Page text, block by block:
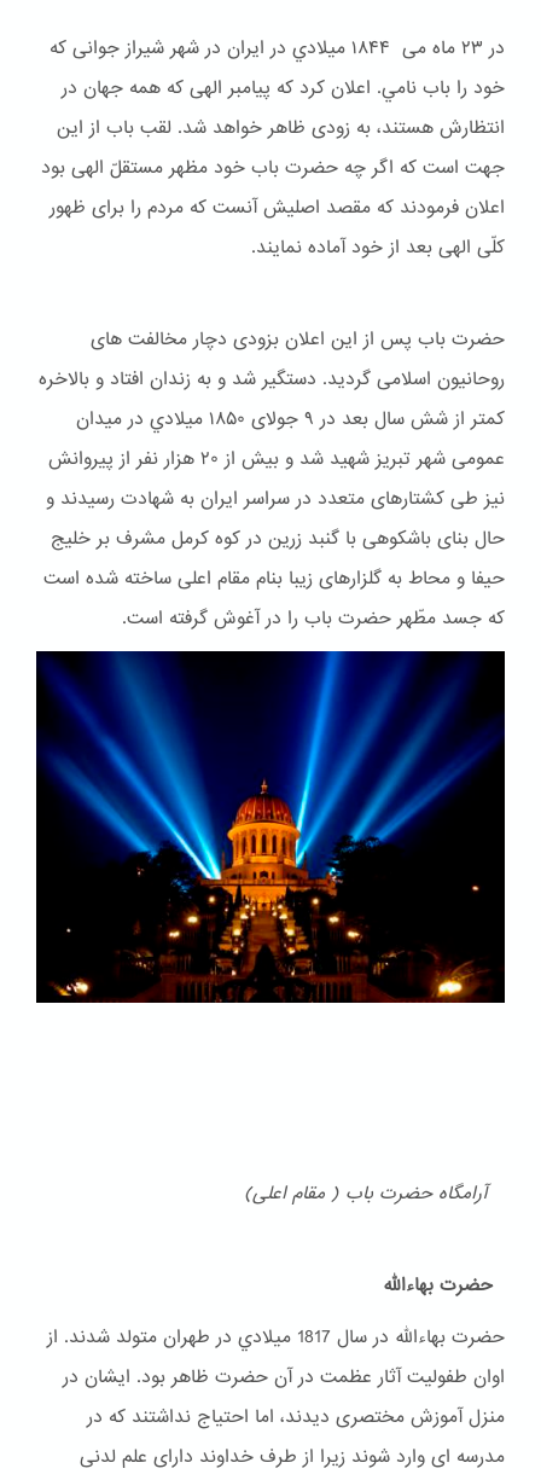
در ۲۳ ماه می ۱۸۴۴ ميلادي در ایران در شهر شیراز جوانی که
خود را باب نامي. اعلان کرد که پیامبر الهی که همه جهان در
انتظارش هستند، به زودی ظاهر خواهد شد. لقب باب از این
جهت است که اگر چه حضرت باب خود مظهر مستقلّ الهی بود
اعلان فرمودند که مقصد اصلیش آنست که مردم را برای ظهور
کلّی الهی بعد از خود آماده نمایند.
حضرت باب پس از این اعلان بزودی دچار مخالفت های
روحانیون اسلامی گردید. دستگیر شد و به زندان افتاد و بالاخره
کمتر از شش سال بعد در ۹ جولای ۱۸۵۰ ميلادي در میدان
عمومی شهر تبریز شهید شد و بیش از ۲۰ هزار نفر از پیروانش
نیز طی کشتارهای متعدد در سراسر ایران به شهادت رسیدند و
حال بنای باشكوهی با گنبد زرین در کوه کرمل مشرف بر خلیج
حیفا و محاط به گلزارهای زیبا بنام مقام اعلی ساخته شده است
که جسد مطّهر حضرت باب را در آغوش گرفته است.
آرامگاه حضرت باب ( مقام اعلی)
حضرت بهاءالله
حضرت بهاءالله در سال 1817 ميلادي در طهران متولد شدند. از
اوان طفولیت آثار عظمت در آن حضرت ظاهر بود. ایشان در
منزل آموزش مختصری دیدند، اما احتیاج نداشتند که در
مدرسه ای وارد شوند زیرا از طرف خداوند دارای علم لدنی